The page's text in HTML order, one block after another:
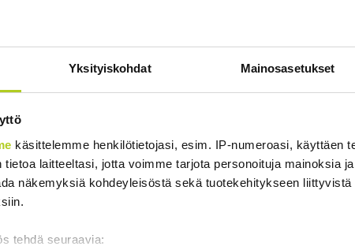
Yksityiskohdat Mainosasetukset
käsittelemme henkilötietojasi, esim. IP-numeroasi, käyttäen
tietoa laitteeltasi, jotta voimme tarjota personoituja mainoksia
näkemyksiä kohdeyleisöstä sekä tuotekehitykseen
tehdä seuraavia: